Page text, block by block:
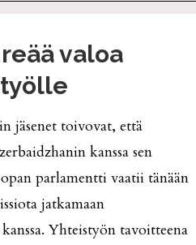
valoa
jäsenet toivovat, että
kanssa sen
parlamentti vaatii tänään
jatkamaan
Yhteistyön tavoitteena